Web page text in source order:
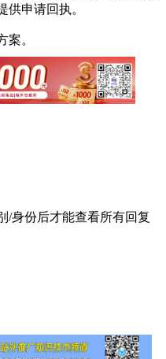
供申请回执。
案。
/身份后才能查看所有回复